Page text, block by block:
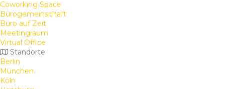
Coworking Space
Bürogemeinschaft
Büro auf Zeit
Meetingraum
Virtual Office
Standorte
Berlin
München
Köln